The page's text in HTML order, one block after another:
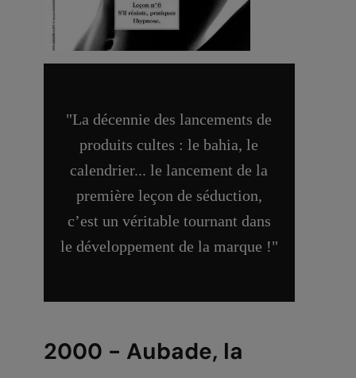
"La décennie des lancements de
produits cultes : le bahia, le
calendrier... le lancement de la
première leçon de séduction,
c’est un véritable tournant dans
le développement de la marque !"
2000 - Aubade, la